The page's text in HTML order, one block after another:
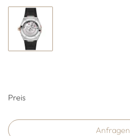
Preis
Anfragen